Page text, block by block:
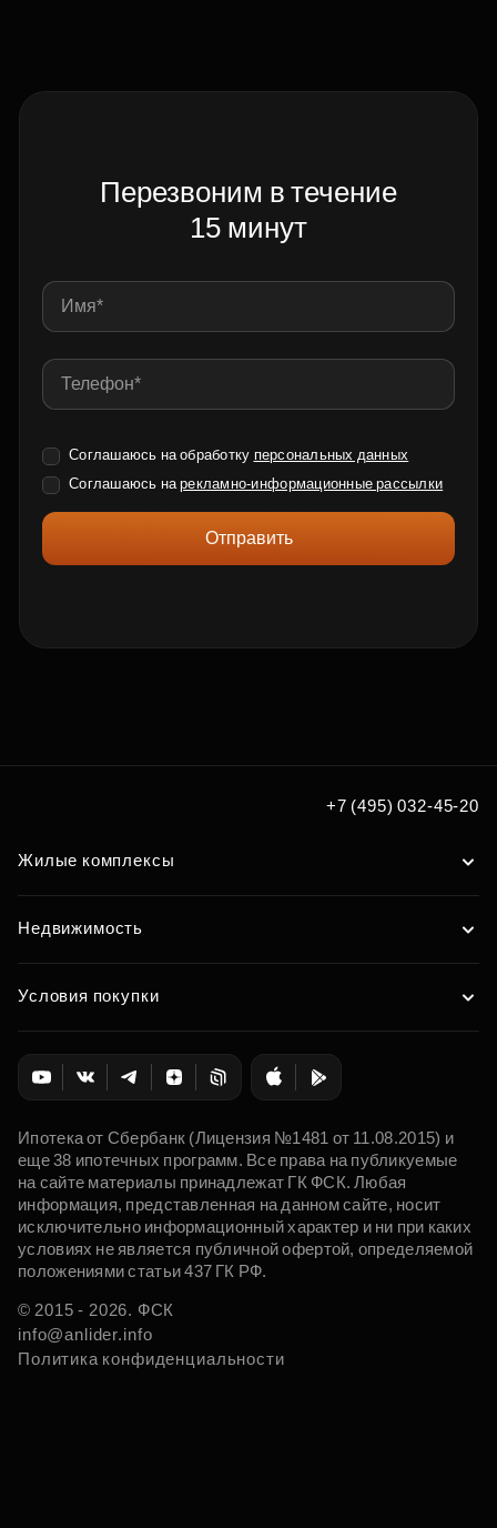
Перезвоним в течение
15 минут
Соглашаюсь на обработку персональных данных
Соглашаюсь нарекламно-информационные рассылки
Отправить
+7 (495) 032-45-20
Жилые комплексы
Недвижимость
Условия покупки
Ипотека от Сбербанк (Лицензия №1481 от 11.08.2015) и
еще 38 ипотечных программ. Все права на публикуемые
на сайте материалы принадлежат ГК ФСК. Любая
информация, представленная на данном сайте, носит
исключительно информационный характер и ни при каких
условиях не является публичной офертой, определяемой
положениями статьи 437 ГК РФ.
© 2015 - 2026. ФСК
info@anlider.info
Политика конфиденциальности